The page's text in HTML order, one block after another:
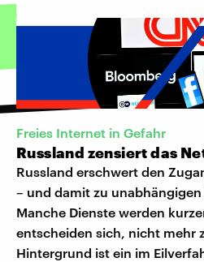
Freies Internet in Gefahr
Russland zensiert das
Russland erschwert den
– und damit zu
Manche Dienste werden
entscheiden sich, nicht mehr
Hintergrund ist ein im